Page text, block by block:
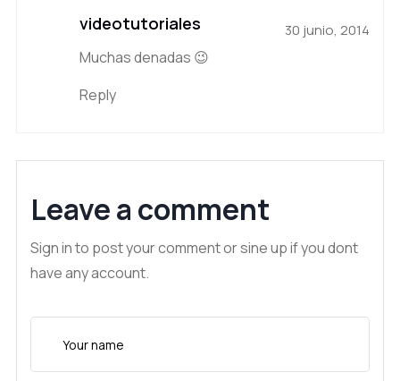
videotutoriales 30 junio, 2014
Muchas denadas 😉
Reply
Leave a comment
Sign in to post your comment or sine up if you dont
have any account.